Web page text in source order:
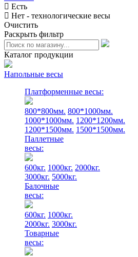
Есть
Нет - технологические весы
Очистить
Раскрыть фильтр
Каталог продукции
Напольные весы
Платформенные весы:
800*800мм. 800*1000мм.
1000*1000мм. 1200*1200мм.
1200*1500мм. 1500*1500мм.
Паллетные
весы:
600кг. 1000кг. 2000кг.
3000кг. 5000кг.
Балочные
весы:
600кг. 1000кг.
2000кг. 3000кг.
Товарные
весы: